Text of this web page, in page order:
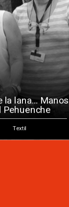
la lana… Manos
Pehuenche
Textil